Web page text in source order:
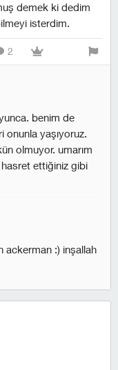
demek ki dedim
isterdim.
2
benim de
onunla yaşıyoruz.
olmuyor. umarım
ettiğiniz gibi
ackerman :) inşallah